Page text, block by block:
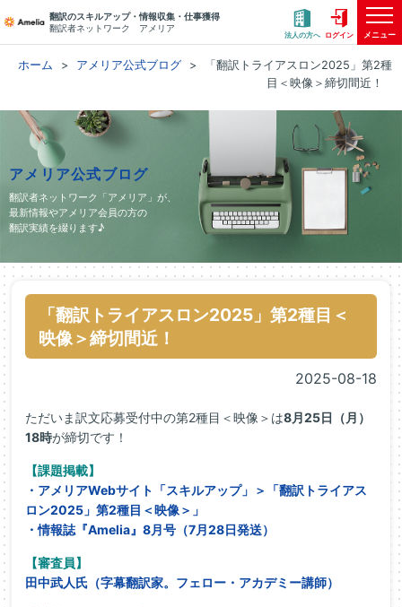
翻訳のスキルアップ・情報収集・仕事獲得
翻訳者ネットワーク アメリア
法人の方へ ログイン メニュー
ホーム アメリア公式ブログ
「翻訳トライアスロン2025」第2種
目＜映像＞締切間近！
アメリア公式ブログ
翻訳者ネットワーク「アメリア」が、
最新情報やアメリア会員の方の
翻訳実績を綴ります♪
「翻訳トライアスロン2025」第2種目＜
映像＞締切間近！
2025-08-18
ただいま訳文応募受付中の第2種目＜映像＞は8月25日（月）
18時が締切です！
【課題掲載】
・アメリアWebサイト「スキルアップ」＞「翻訳トライアス
ロン2025」第2種目＜映像＞」
・情報誌『Amelia』8月号（7月28日発送）
【審査員】
田中武人氏（字幕翻訳家。フェロー・アカデミー講師）